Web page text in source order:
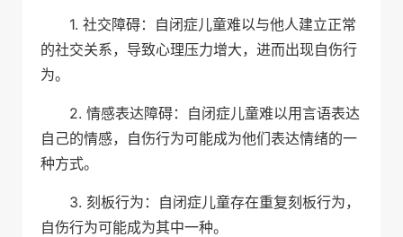
1. 社交障碍：自闭症儿童难以与他人建立正常
的社交关系，导致心理压力增大，进而出现自伤行
为。
2. 情感表达障碍：自闭症儿童难以用言语表达
自己的情感，自伤行为可能成为他们表达情绪的一
种方式。
3. 刻板行为：自闭症儿童存在重复刻板行为，
自伤行为可能成为其中一种。